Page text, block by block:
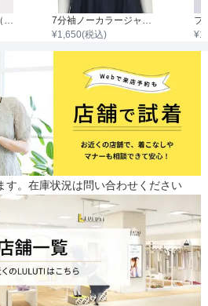
¥1,650(税込)
フ
¥
す。在庫状況は問い合わせください